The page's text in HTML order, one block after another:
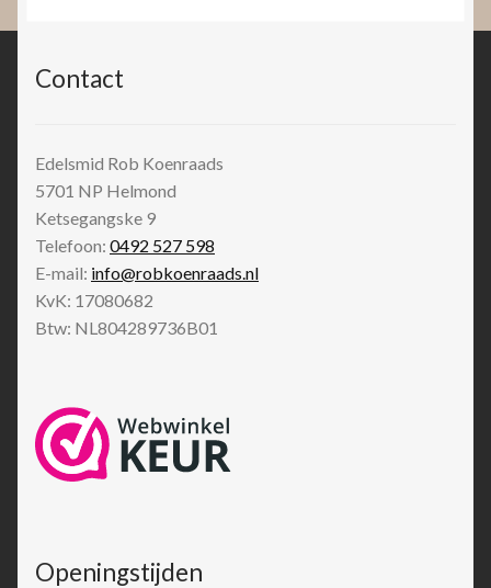
Contact
Edelsmid Rob Koenraads
5701 NP Helmond
Ketsegangske 9
Telefoon: 0492 527 598
E-mail: info@robkoenraads.nl
KvK: 17080682
Btw: NL804289736B01
Openingstijden